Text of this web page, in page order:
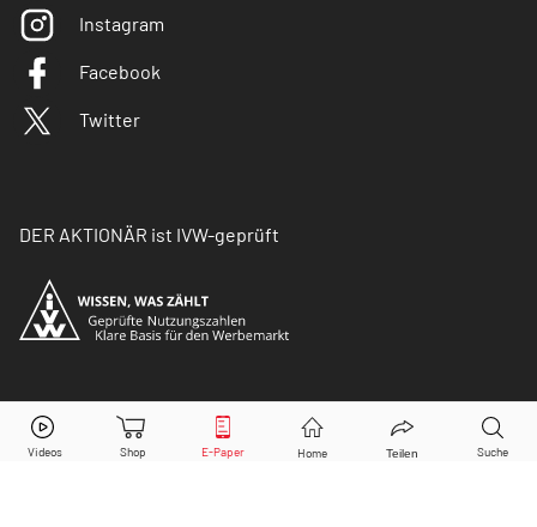
Instagram
Facebook
Twitter
DER AKTIONÄR ist IVW-geprüft
© Copyright 2026 Börsenmedien AG. Alle Rechte